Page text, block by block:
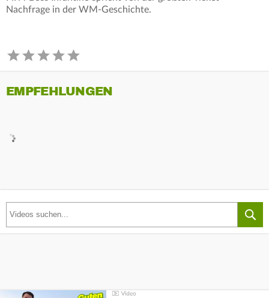
Nachfrage in der WM-Geschichte.
EMPFEHLUNGEN